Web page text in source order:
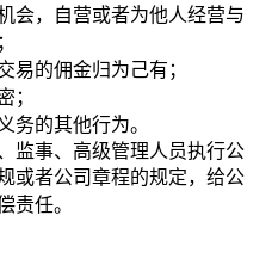
会，自营或者为他人经营与
易的佣金归为己有；
；
务的其他行为。
监事、高级管理人员执行公
或者公司章程的规定，给公
责任。